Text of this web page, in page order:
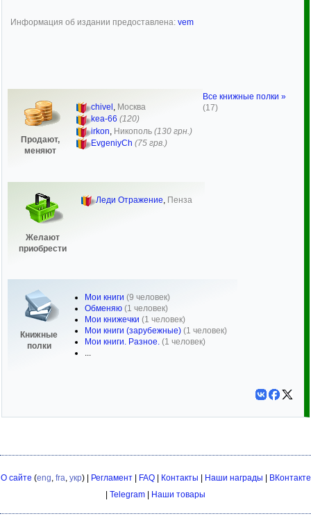
Информация об издании предоставлена: vem
Продают,
меняют
chivel , Москва
kea-66 (120)
irkon Никополь (130 грн.)
EvgeniyCh (75 грв.)
Желают
приобрести
Леди Отражение, Пенза
Книжные
полки
Мои книги (9 человек)
Обменяю (1 человек)
Мои книжечки (1 человек)
Мои книги (зарубежные) (1 человек)
Мои книги. Разное. (1 человек)
...
Все книжные полки »
(17)
О сайте (eng, fra, укр) | Регламент| FAQ| Контакты Наши награды
ВКонтакте
Telegram Наши товары